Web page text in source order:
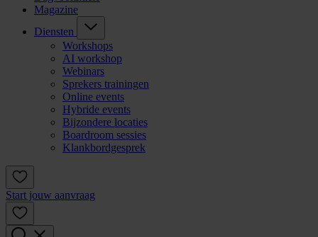
Magazine
Diensten
Workshops
AI workshop
Webinars
Sprekers trainingen
Online events
Hybride events
Bijzondere locaties
Boardroom sessies
Klankbordgesprek
Start jouw aanvraag